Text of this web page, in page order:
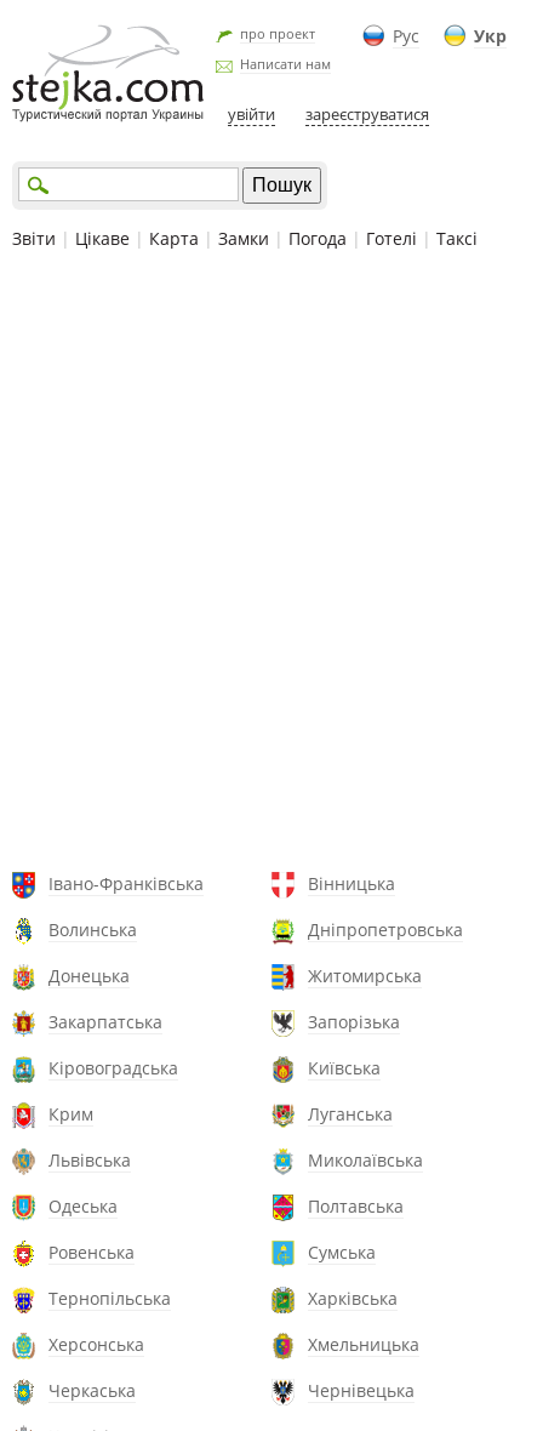
Рус Укр
про проект
Написати нам
увійти зареєструватися
Звіти | Цікаве | Карта | Замки | Погода | Готелі | Таксі
Івано-Франківська
Вінницька
Волинська
Дніпропетровська
Донецька
Житомирська
Закарпатська
Запорізька
Кіровоградська
Київська
Крим
Луганська
Львівська
Миколаївська
Одеська
Полтавська
Ровенська
Сумська
Тернопільська
Харківська
Херсонська
Хмельницька
Черкаська
Чернівецька